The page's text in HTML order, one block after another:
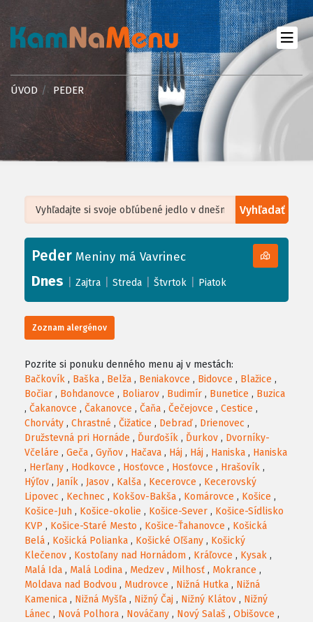
ÚVOD PEDER
Vyhľadať
+
−
Leaflet| ©OpenStreetMap, Tiles courtesy ofHumanitarian OpenStreetMap
Peder Meniny má Vavrinec
Dnes Zajtra Streda Štvrtok Piatok
Zoznam alergénov
Pozrite si ponuku denného menu aj v mestách:
Bačkovík , Baška , Belža , Beniakovce , Bidovce , Blažice ,
Bočiar , Bohdanovce , Boliarov , Budimír , Bunetice , Buzica
, Čakanovce , Čakanovce , Čaňa , Čečejovce , Cestice ,
Chorváty , Chrastné , Čižatice , Debraď, Drienovec ,
Družstevná pri Hornáde , Ďurďošík , Ďurkov , Dvorníky-
Včeláre , Geča , Gyňov , Hačava , Háj , Háj , Haniska , Haniska
, Herľany , Hodkovce , Hosťovce , Hosťovce , Hrašovík ,
Hýľov , Janík , Jasov , Kalša , Kecerovce , Kecerovský
Lipovec , Kechnec , Kokšov-Bakša , Komárovce , Košice ,
Košice-Juh , Košice-okolie , Košice-Sever , Košice-Sídlisko
KVP , Košice-Staré Mesto , Košice-Ťahanovce , Košická
Belá , Košická Polianka , Košické Oľšany , Košický
Klečenov , Kostoľany nad Hornádom , Kráľovce , Kysak ,
Malá Ida , Malá Lodina , Medzev , Milhosť , Mokrance ,
Moldava nad Bodvou , Mudrovce , Nižná Hutka , Nižná
Kamenica , Nižná Myšľa , Nižný Čaj , Nižný Klátov , Nižný
Lánec , Nová Polhora , Nováčany , Nový Salaš , Obišovce ,